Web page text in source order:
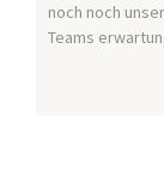
noch noch
Teams